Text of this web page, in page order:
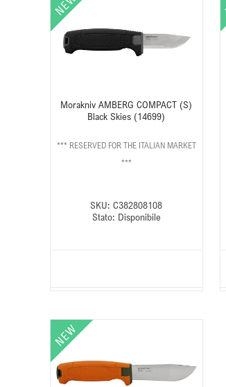
Morakniv AMBERG COMPACT (S)
Black Skies (14699)
*** RESERVED FOR THE ITALIAN MARKET
***
SKU: C382808108
Stato: Disponibile